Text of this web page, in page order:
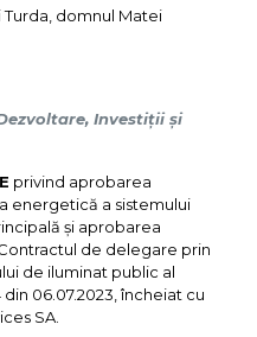
domnul Matei
Investiții și
privind aprobarea
energetică a sistemului
și aprobarea
de delegare prin
de iluminat public al
06.07.2023, încheiat cu
SA.